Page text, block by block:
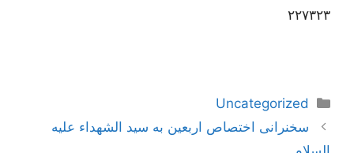
۲۲۷۳۲۳
دسته‌ها
Uncategorized
ناوبری
نوشته‌ها
سخنرانی اختصاص اربعین به سید الشهداء علیه